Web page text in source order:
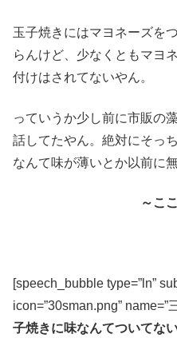
玉子焼きにはマヨネーズを
らんけど、少なくともマヨ
付けはされてないやん。
っていうか少し前に市販の
話してたやん。絶対にそっ
なんて味が薄いとか以前に
～こ
[speech_bubble type=”ln”
icon=”30sman.png” name=”
子焼きに味なんてついてな